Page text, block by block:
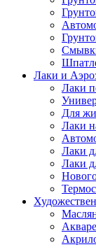
Лаки и
Лаки
Для
Лаки
Лаки
Лаки